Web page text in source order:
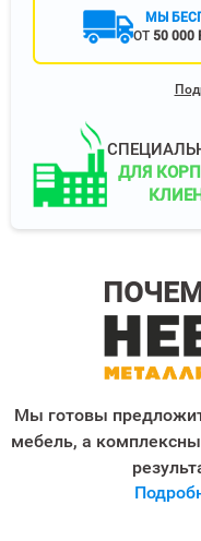
МЫ
ОТ 50 000
ДЛЯ
Мы готовы
мебель, а